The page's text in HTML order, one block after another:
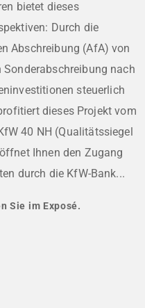
bietet dieses
Durch die
Abschreibung (AfA) von
nach
steuerlich
dieses Projekt vom
40 NH (Qualitätssiegel
Ihnen den Zugang
durch die KfW-Bank...
Sie im Exposé.